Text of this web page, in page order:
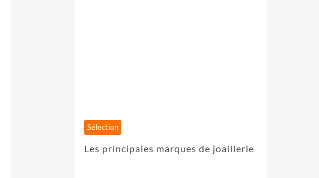
Sélection
Les principales marques de joaillerie